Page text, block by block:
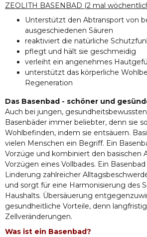
ZEOLITH BASENBAD (2 mal
Unterstützt den Abtransport von
ausgeschiedenen Säuren
reaktiviert die natürliche
pflegt und hält sie geschmeidig
verleiht ein angenehmes
unterstützt das körperliche
Regeneration
Das Basenbad - schöner und
Auch bei jungen,
Basenbäder immer beliebter, denn sie
Wohlbefinden, indem sie entsäuern.
vielen Menschen ein Begriff. Ein
Vorzüge und kombiniert den basischen
Vorzügen eines Vollbades. Ein
Linderung zahlreicher
und sorgt für eine Harmonisierung des
Haushalts. Übersäuerung
gesundheitliche Vorteile, denn
Zellveränderungen.
Was ist ein Basenbad?